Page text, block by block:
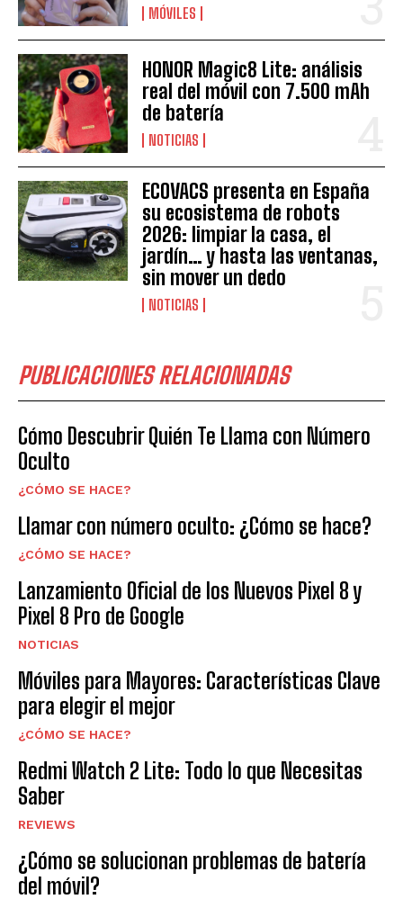
MÓVILES
HONOR Magic8 Lite: análisis
real del móvil con 7.500 mAh
de batería
NOTICIAS
ECOVACS presenta en España
su ecosistema de robots
2026: limpiar la casa, el
jardín… y hasta las ventanas,
sin mover un dedo
NOTICIAS
PUBLICACIONES RELACIONADAS
Cómo Descubrir Quién Te Llama con Número
Oculto
¿CÓMO SE HACE?
Llamar con número oculto: ¿Cómo se hace?
¿CÓMO SE HACE?
Lanzamiento Oficial de los Nuevos Pixel 8 y
Pixel 8 Pro de Google
NOTICIAS
Móviles para Mayores: Características Clave
para elegir el mejor
¿CÓMO SE HACE?
Redmi Watch 2 Lite: Todo lo que Necesitas
Saber
REVIEWS
¿Cómo se solucionan problemas de batería
del móvil?